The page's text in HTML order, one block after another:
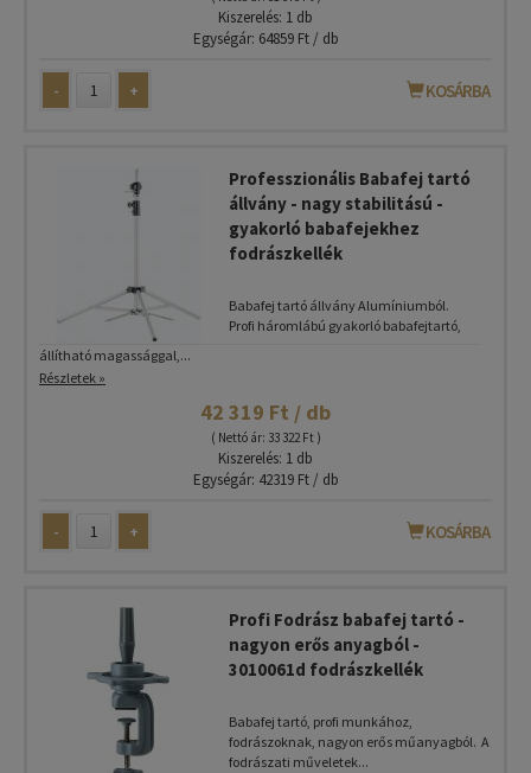
Kiszerelés: 1 db
Egységár: 64859 Ft / db
- + KOSÁRBA
Professzionális Babafej tartó
állvány - nagy stabilitású -
gyakorló babafejekhez
fodrászkellék
Babafej tartó állvány Alumíniumból.
Profi háromlábú gyakorló babafejtartó,
állítható magassággal,...
Részletek »
42 319 Ft / db
( Nettó ár: 33 322 Ft )
Kiszerelés: 1 db
Egységár: 42319 Ft / db
- + KOSÁRBA
Profi Fodrász babafej tartó -
nagyon erős anyagból -
3010061d fodrászkellék
Babafej tartó, profi munkához,
fodrászoknak, nagyon erős műanyagból. A
fodrászati műveletek...